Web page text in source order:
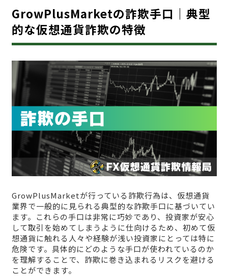
GrowPlusMarketの詐欺手口｜典型
的な仮想通貨詐欺の特徴
GrowPlusMarketが行っている詐欺行為は、仮想通貨
業界で一般的に見られる典型的な詐欺手口に基づいてい
ます。これらの手口は非常に巧妙であり、投資家が安心
して取引を始めてしまうように仕向けるため、初めて仮
想通貨に触れる人々や経験が浅い投資家にとっては特に
危険です。具体的にどのような手口が使われているのか
を理解することで、詐欺に巻き込まれるリスクを避ける
ことができます。